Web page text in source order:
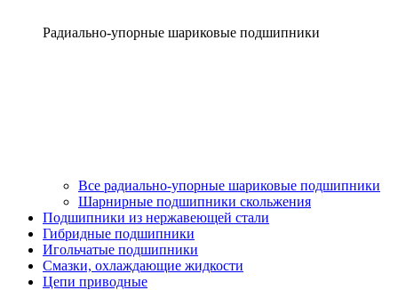
Радиально-упорные шариковые подшипники
Все радиально-упорные шариковые подшипники
Шарнирные подшипники скольжения
Подшипники из нержавеющей стали
Гибридные подшипники
Игольчатые подшипники
Смазки, охлаждающие жидкости
Цепи приводные